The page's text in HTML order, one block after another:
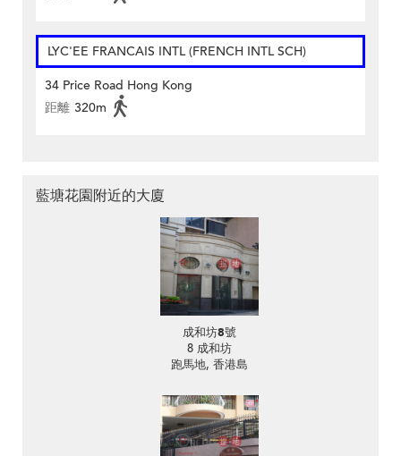
LYC'EE FRANCAIS INTL (FRENCH INTL SCH)
34 Price Road Hong Kong
距離 320m
藍塘花園附近的大廈
成和坊8號
8 成和坊
跑馬地, 香港島